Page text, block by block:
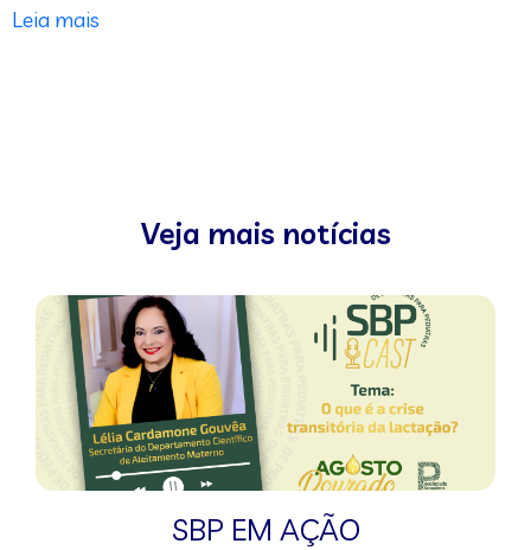
Leia mais
Veja mais notícias
SBP EM AÇÃO